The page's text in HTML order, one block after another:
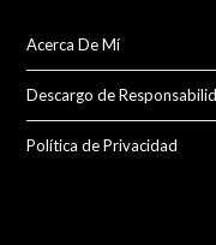
Acerca De Mí
Descargo de
Política de Privacidad